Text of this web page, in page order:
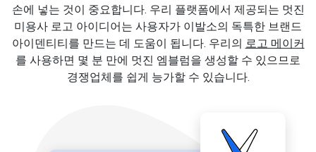
손에 넣는 것이 중요합니다. 우리 플랫폼에서 제공되는 멋진
미용사 로고 아이디어는 사용자가 이발소의 독특한 브랜드
아이덴티티를 만드는 데 도움이 됩니다. 우리의 로고 메이커
를 사용하면 몇 분 만에 멋진 엠블럼을 생성할 수 있으므로
경쟁업체를 쉽게 능가할 수 있습니다.